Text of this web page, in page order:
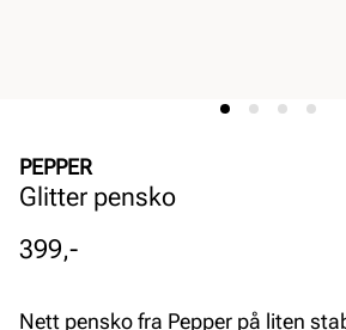
PEPPER
Glitter pensko
Pris
399,-
Nett pensko fra Pepper på liten